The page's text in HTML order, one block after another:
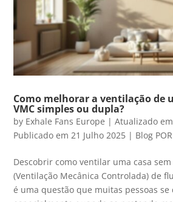
Como melhorar a ventilação de
VMC simples ou dupla?
by Exhale Fans Europe |Atualizado
Publicado em 21 Julho 2025 | Blog POR
Descobrir como ventilar uma casa
(Ventilação Mecânica Controlada) de
é uma questão que muitas pessoas se